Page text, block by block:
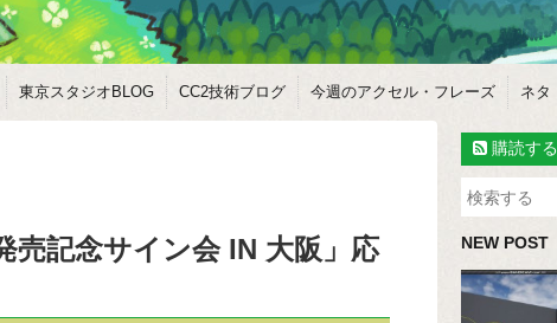
東京スタジオBLOG CC2技術ブログ 今週のアクセル・フレーズ ネタ
売記念サイン会 IN 大阪」応
購読する
NEW POST